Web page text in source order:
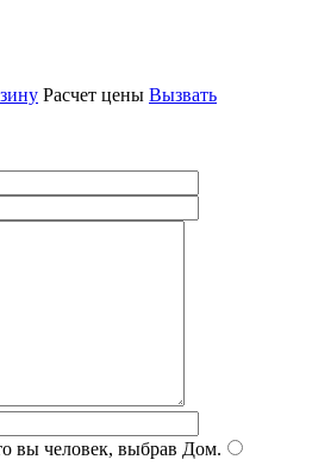
Расчет цены Вызвать
вы человек, выбрав Дом.